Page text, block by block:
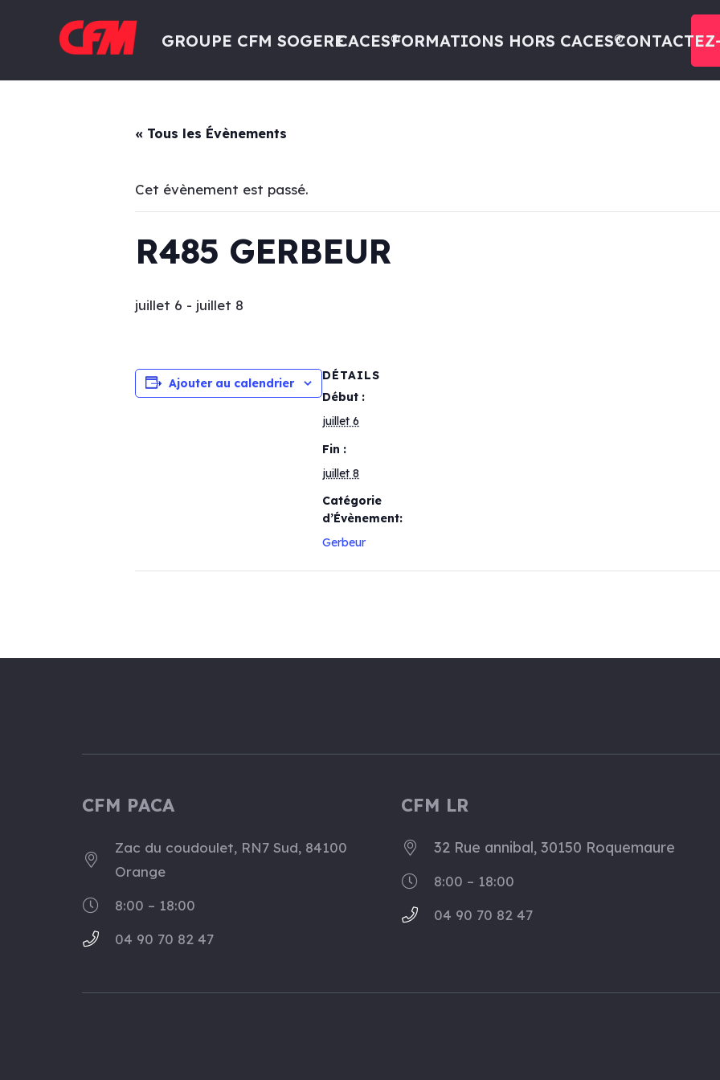
GROUPE CFM SOGERECACES®FORMATIONS HORS CACES®
« Tous les Évènements
Cet évènement est passé.
R485 GERBEUR
juillet 6 - juillet 8
Ajouter au calendrier
DÉTAILS
Début :
juillet 6
Fin :
juillet 8
Catégorie
d’Évènement:
Gerbeur
CFM PACA
Zac du coudoulet, RN7 Sud, 84100
Orange
8:00 – 18:00
04 90 70 82 47
CFM LR
32 Rue annibal, 30150 Roquemaure
8:00 – 18:00
04 90 70 82 47